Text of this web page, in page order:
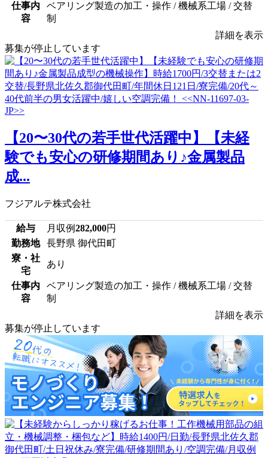
仕事内
容
ベアリング製造の加工・操作 / 機械系工場 / 交替
制
詳細を表示
募集が停止しています
【20〜30代の若手世代活躍中】【未経
験でも安心の研修期間あり♪金属製品
成...
フジアルテ株式会社
給与 月収例282,000円
勤務地
長野県 御代田町
寮・社
宅
あり
仕事内
容
ベアリング製造の加工・操作 / 機械系工場 / 交替
制
詳細を表示
募集が停止しています